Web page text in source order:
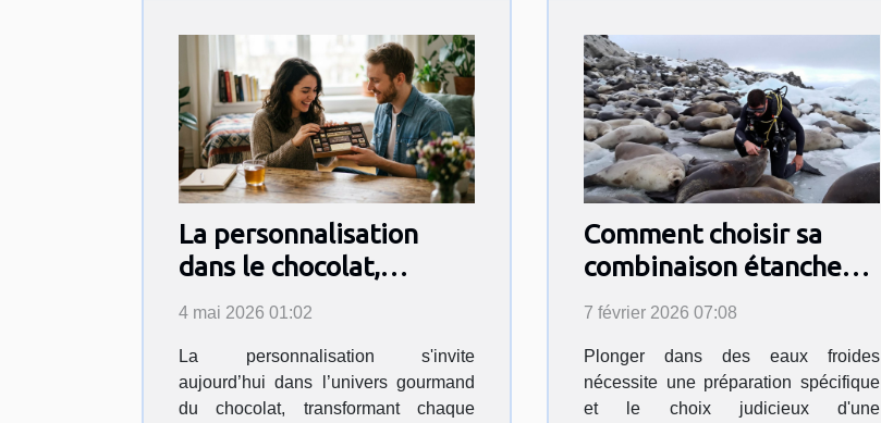
La personnalisation
dans le chocolat,
nouvelle déclaration
4 mai 2026 01:02
La personnalisation s'invite
aujourd’hui dans l’univers gourmand
du chocolat, transformant chaque
Comment choisir sa
combinaison étanche
pour des eaux froides ?
7 février 2026 07:08
Plonger dans des eaux froides
nécessite une préparation spécifique
et le choix judicieux d'une